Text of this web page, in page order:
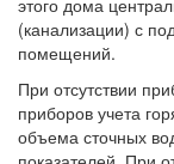
этого дома
(канализации) с
помещений.
При отсутствии
приборов учета
объема сточных